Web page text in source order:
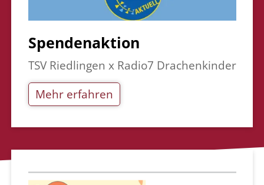
Spendenaktion
TSV Riedlingen x Radio7 Drachenkinder
Mehr erfahren